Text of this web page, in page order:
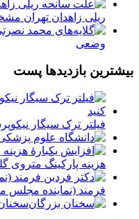
ریلی زاهدان تهران
وضعی
بیشترین بازدیدها پست
فیلتر ترک سیگار
هزینه پارکینگ متروی
فرمند (نماينده مجلس